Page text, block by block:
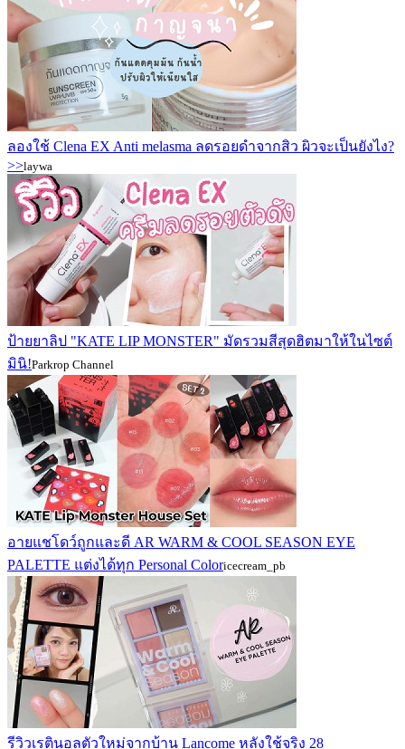
ลองใช้ Clena EX Anti melasma ลดรอยดำจากสิว ผิวจะเป็นยังไง?
>>laywa
ป้ายยาลิป "KATE LIP MONSTER" มัดรวมสีสุดฮิตมาให้ในไซต์
มินิ!Parkrop Channel
อายแชโดว์ถูกและดี AR WARM & COOL SEASON EYE
PALETTE แต่งได้ทุก Personal Coloricecream_pb
รีวิวเรตินอลตัวใหม่จากบ้าน Lancome หลังใช้จริง 28